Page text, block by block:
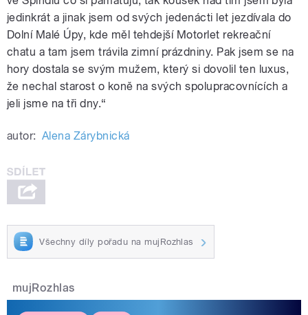
jedinkrát a jinak jsem od svých jedenácti let jezdívala do
Dolní Malé Úpy, kde měl tehdejší Motorlet rekreační
chatu a tam jsem trávila zimní prázdniny. Pak jsem se na
hory dostala se svým mužem, který si dovolil ten luxus,
že nechal starost o koně na svých spolupracovnících a
jeli jsme na tři dny.“
autor: Alena Zárybnická
Všechny díly pořadu na mujRozhlas
mujRozhlas